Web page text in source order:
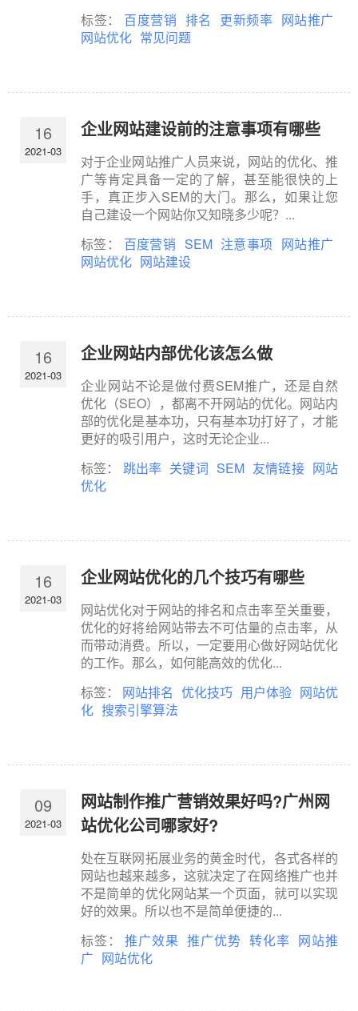
标签： 百度营销 排名 更新频率 网站推广
网站优化 常见问题
16
2021-03
企业网站建设前的注意事项有哪些
对于企业网站推广人员来说，网站的优化、推
广等肯定具备一定的了解，甚至能很快的上
手，真正步入SEM的大门。那么，如果让您
自己建设一个网站你又知晓多少呢？...
标签： 百度营销 SEM 注意事项 网站推广
网站优化 网站建设
16
2021-03
企业网站内部优化该怎么做
企业网站不论是做付费SEM推广，还是自然
优化（SEO），都离不开网站的优化。网站内
部的优化是基本功，只有基本功打好了，才能
更好的吸引用户，这时无论企业...
标签： 跳出率 关键词 SEM 友情链接 网站
优化
16
2021-03
企业网站优化的几个技巧有哪些
网站优化对于网站的排名和点击率至关重要，
优化的好将给网站带去不可估量的点击率，从
而带动消费。所以，一定要用心做好网站优化
的工作。那么，如何能高效的优化...
标签： 网站排名 优化技巧 用户体验 网站优
化 搜索引擎算法
09
2021-03
网站制作推广营销效果好吗?广州网
站优化公司哪家好?
处在互联网拓展业务的黄金时代，各式各样的
网站也越来越多，这就决定了在网络推广也并
不是简单的优化网站某一个页面，就可以实现
好的效果。所以也不是简单便捷的...
标签：推广效果 推广优势 转化率 网站推
广 网站优化